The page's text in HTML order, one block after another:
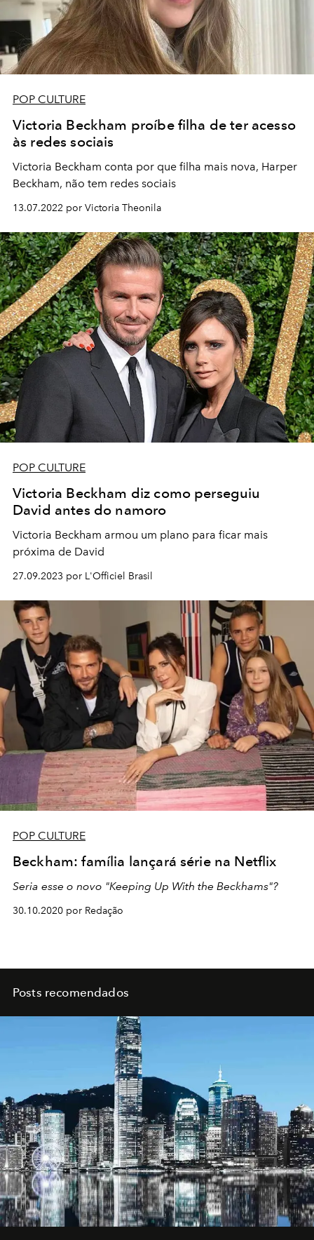
POP CULTURE
Victoria Beckham proíbe filha de ter acesso
às redes sociais
Victoria Beckham conta por que filha mais nova, Harper
Beckham, não tem redes sociais
13.07.2022 por Victoria Theonila
POP CULTURE
Victoria Beckham diz como perseguiu
David antes do namoro
Victoria Beckham armou um plano para ficar mais
próxima de David
27.09.2023 por L'Officiel Brasil
POP CULTURE
Beckham: família lançará série na Netflix
Seria esse o novo "Keeping Up With the Beckhams"?
30.10.2020 por Redação
Posts recomendados